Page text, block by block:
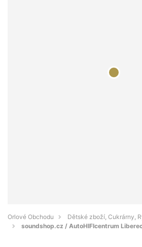
Orlové Obchodu
Dětské zboží, Cukrárny,
soundshop.cz / AutoHIFIcentrum